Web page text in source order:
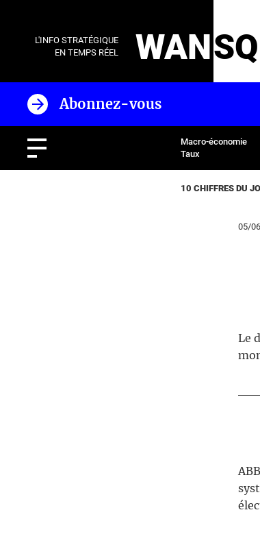
L'INFO STRATÉGIQUE
EN TEMPS RÉEL
WAN
Abonnez-vous
Macro-économie
Taux
10 CHIFFRES DU
05/
Le